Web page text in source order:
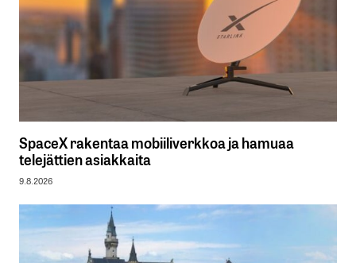
SpaceX rakentaa mobiiliverkkoa ja hamuaa
telejättien asiakkaita
9.8.2026